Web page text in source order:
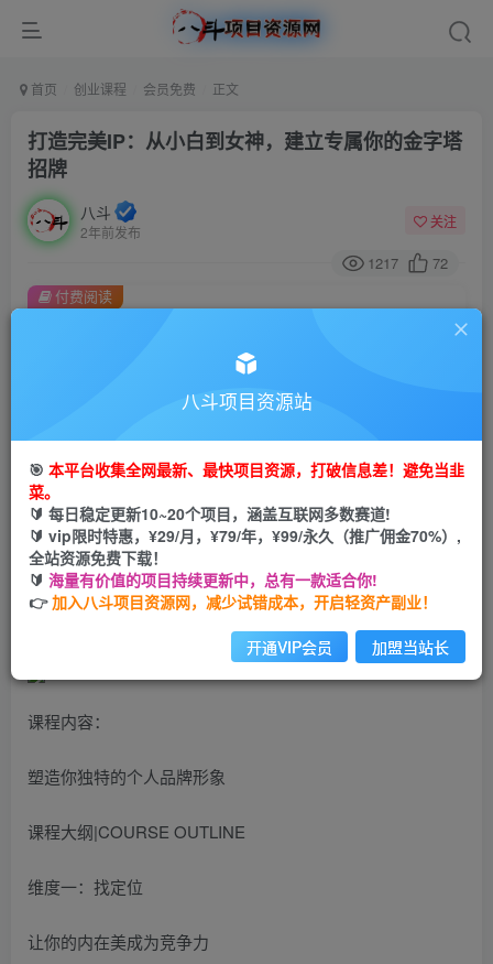
首页 创业课程 会员免费 正文
打造完美IP：从小白到女神，建立专属你的金字塔
招牌
八斗
2年前发布
关注
1217 72
此内容为付费阅读，请付费后查看
金币9.9金币99
会员免费
您当前未登录！建议登陆后购买，可保存购买订单
付费阅读
打造完美IP：从小白到女神，建立专属你的金字塔招牌
课程内容：
塑造你独特的个人品牌形象
课程大纲|COURSE OUTLINE
维度一：找定位
让你的内在美成为竞争力
八斗项目资源站
🎯 本平台收集全网最新、最快项目资源，打破信息差！避免当韭
菜。
🔰 每日稳定更新10~20个项目，涵盖互联网多数赛道!
🔰 vip限时特惠，¥29/月，¥79/年，¥99/永久（推广佣金70%）,
全站资源免费下载！
🔰 海量有价值的项目持续更新中，总有一款适合你!
👉加入八斗项目资源网，减少试错成本，开启轻资产副业！
开通VIP会员 加盟当站长